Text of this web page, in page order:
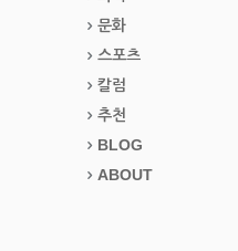
문화
스포츠
칼럼
추천
BLOG
ABOUT